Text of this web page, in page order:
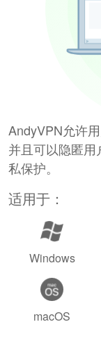
AndyVPN允许
并且可以隐匿
私保护。
适用于：
Windows
macOS